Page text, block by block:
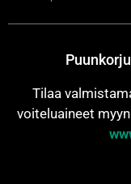
Tilaa
voiteluaineet